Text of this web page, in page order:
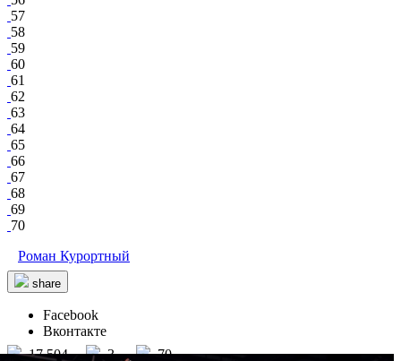
57
58
59
60
61
62
63
64
65
66
67
68
69
70
Роман Курортный
share
Facebook
Вконтакте
17 504
3
70